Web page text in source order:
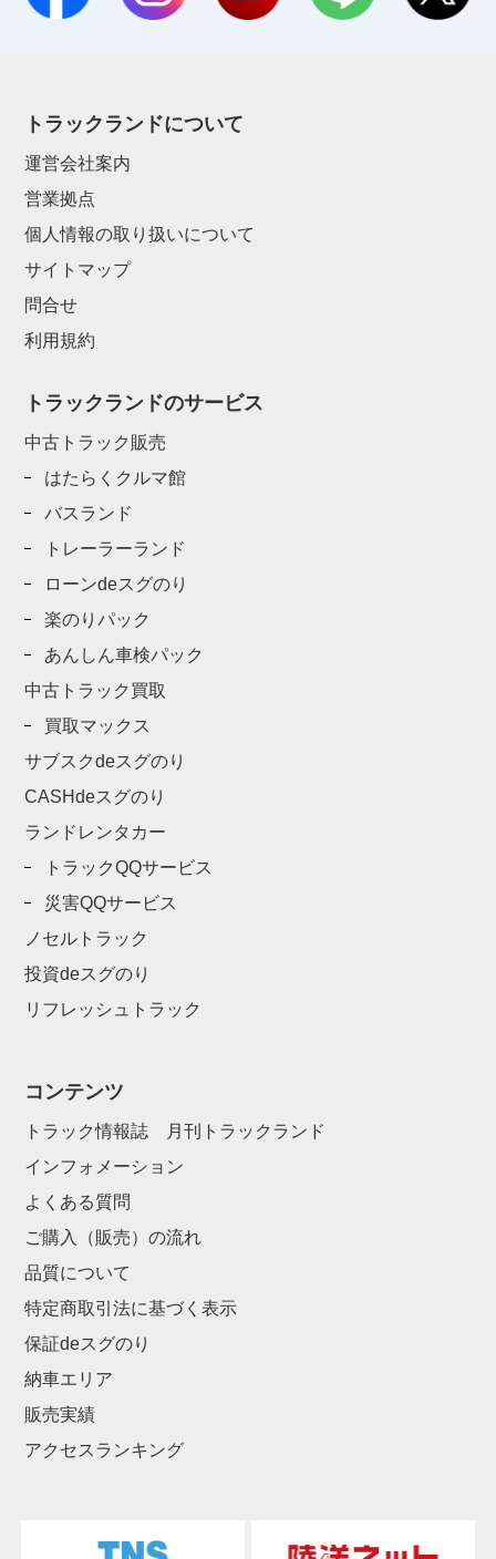
トラックランドについて
運営会社案内
営業拠点
個人情報の取り扱いについて
サイトマップ
問合せ
利用規約
トラックランドのサービス
中古トラック販売
はたらくクルマ館
バスランド
トレーラーランド
ローンdeスグのり
楽のりパック
あんしん車検パック
中古トラック買取
買取マックス
サブスクdeスグのり
CASHdeスグのり
ランドレンタカー
トラックQQサービス
災害QQサービス
ノセルトラック
投資deスグのり
リフレッシュトラック
コンテンツ
トラック情報誌 月刊トラックランド
インフォメーション
よくある質問
ご購入（販売）の流れ
品質について
特定商取引法に基づく表示
保証deスグのり
納車エリア
販売実績
アクセスランキング